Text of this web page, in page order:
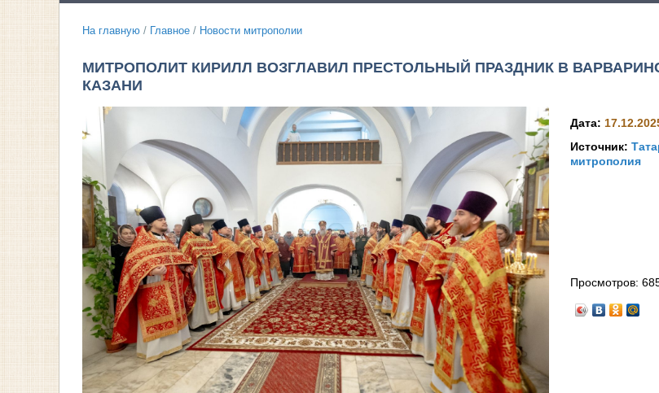
На главную / Главное / Новости митрополии
МИТРОПОЛИТ КИРИЛЛ ВОЗГЛАВИЛ ПРЕСТОЛЬНЫЙ ПРАЗДНИК В
КАЗАНИ
Дата:
Источник:
митрополия
Просмотров: